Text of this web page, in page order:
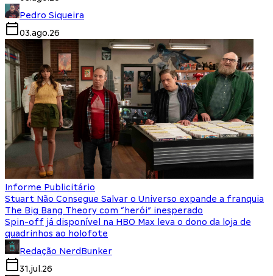
Pedro Siqueira
03.ago.26
Informe Publicitário
Stuart Não Consegue Salvar o Universo expande a franquia
The Big Bang Theory com “herói” inesperado
Spin-off já disponível na HBO Max leva o dono da loja de
quadrinhos ao holofote
Redação NerdBunker
31.jul.26